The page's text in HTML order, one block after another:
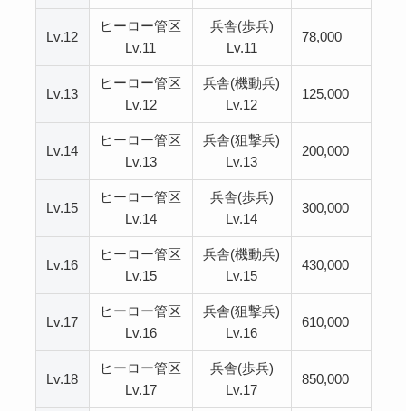
Lv.12
ヒーロー管区
Lv.11
兵舎(歩兵)
Lv.11
78,000
Lv.13
ヒーロー管区
Lv.12
兵舎(機動兵)
Lv.12
125,000
Lv.14
ヒーロー管区
Lv.13
兵舎(狙撃兵)
Lv.13
200,000
Lv.15
ヒーロー管区
Lv.14
兵舎(歩兵)
Lv.14
300,000
Lv.16
ヒーロー管区
Lv.15
兵舎(機動兵)
Lv.15
430,000
Lv.17
ヒーロー管区
Lv.16
兵舎(狙撃兵)
Lv.16
610,000
Lv.18
ヒーロー管区
Lv.17
兵舎(歩兵)
Lv.17
850,000